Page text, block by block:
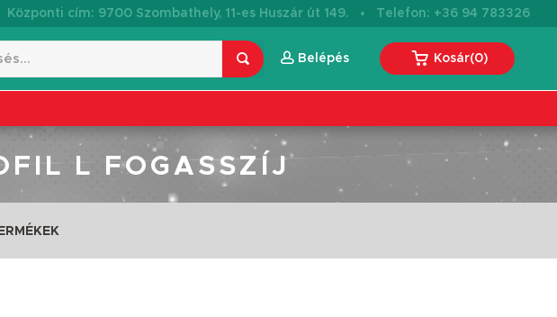
Központi cím: 9700 Szombathely, 11-es Huszár út 149. · Telefon: +36 94 783326
Belépés Kosár(0)
L FOGASSZÍJ